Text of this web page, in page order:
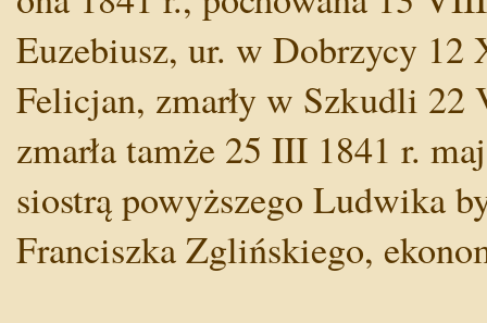
Euzebiusz, ur. w Dobrzycy 12
Felicjan, zmarły w Szkudli
zmarła tamże 25 III 1841 r.
siostrą powyższego Ludwika
Franciszka Zglińskiego,